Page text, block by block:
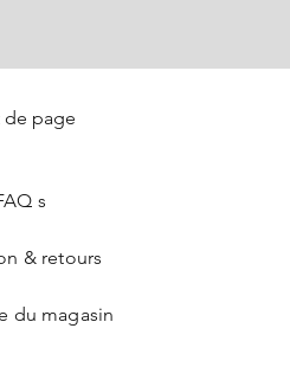
de page
s
& retours
du magasin